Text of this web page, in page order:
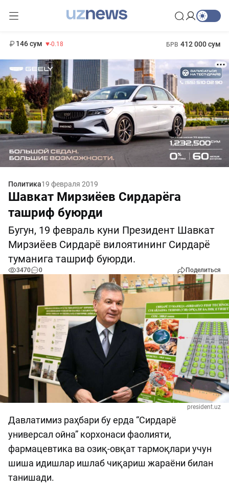
146 сум -0.18 БРВ 412 000 сум
Политика19 февраля 2019
Шавкат Мирзиёев Сирдарёга
ташриф буюрди
Бугун, 19 февраль куни Президент Шавкат
Мирзиёев Сирдарё вилоятининг Сирдарё
туманига ташриф буюрди.
3470 0 Поделиться
president.uz
Давлатимиз раҳбари бу ерда “Сирдарё
универсал ойна” корхонаси фаолияти,
фармацевтика ва озиқ-овқат тармоқлари учун
шиша идишлар ишлаб чиқариш жараёни билан
танишади.